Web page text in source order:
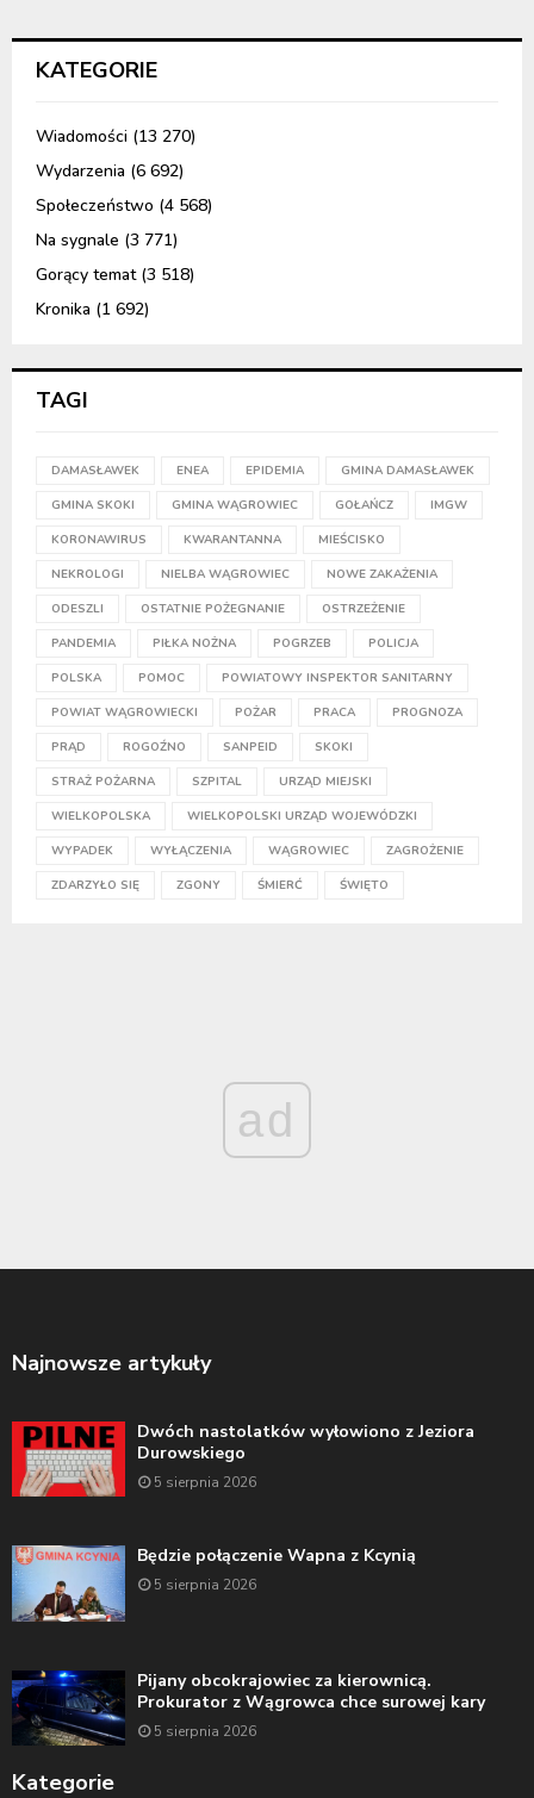
KATEGORIE
Wiadomości (13 270)
Wydarzenia (6 692)
Społeczeństwo (4 568)
Na sygnale (3 771)
Gorący temat(3 518)
Kronika (1 692)
TAGI
DAMASŁAWEK ENEA EPIDEMIA GMINA DAMASŁAWEK
GMINA SKOKI GMINA WĄGROWIEC GOŁAŃCZ IMGW
KORONAWIRUS KWARANTANNA MIEŚCISKO
NEKROLOGI NIELBA WĄGROWIEC NOWE ZAKAŻENIA
ODESZLI OSTATNIE POŻEGNANIE OSTRZEŻENIE
PANDEMIA PIŁKA NOŻNA POGRZEB POLICJA
POLSKA POMOC POWIATOWY INSPEKTOR SANITARNY
POWIAT WĄGROWIECKI POŻAR PRACA PROGNOZA
PRĄD ROGOŹNO SANPEID SKOKI
STRAŻ POŻARNA SZPITAL URZĄD MIEJSKI
WIELKOPOLSKA WIELKOPOLSKI URZĄD WOJEWÓDZKI
WYPADEK WYŁĄCZENIA WĄGROWIEC ZAGROŻENIE
ZDARZYŁO SIĘ ZGONY ŚMIERĆ ŚWIĘTO
ad
Najnowsze artykuły
Dwóch nastolatków wyłowiono z Jeziora
Durowskiego
5 sierpnia 2026
Będzie połączenie Wapna z Kcynią
5 sierpnia 2026
Pijany obcokrajowiec za kierownicą.
Prokurator z Wągrowca chce surowej kary
5 sierpnia 2026
Kategorie